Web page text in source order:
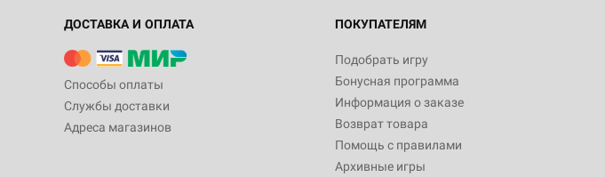
ДОСТАВКА И ОПЛАТА
Способы оплаты
Службы доставки
Адреса магазинов
ПОКУПАТЕЛЯМ
Подобрать игру
Бонусная программа
Информация о заказе
Возврат товара
Помощь с правилами
Архивные игры